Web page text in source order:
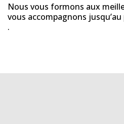
Nous vous formons aux
vous accompagnons
.